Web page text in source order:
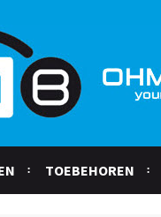
TOEBEHOREN